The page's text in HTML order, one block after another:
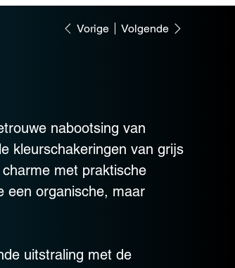
Vorige Volgende
nabootsing van
kleurschakeringen van grijs
met praktische
een organische, maar
uitstraling met de